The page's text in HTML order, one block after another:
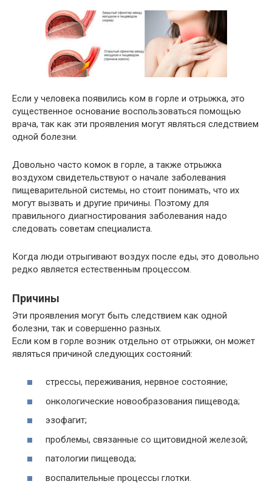
Если у человека появились ком в горле и отрыжка, это
существенное основание воспользоваться помощью
врача, так как эти проявления могут являться следствием
одной болезни.
Довольно часто комок в горле, а также отрыжка
воздухом свидетельствуют о начале заболевания
пищеварительной системы, но стоит понимать, что их
могут вызвать и другие причины. Поэтому для
правильного диагностирования заболевания надо
следовать советам специалиста.
Когда люди отрыгивают воздух после еды, это довольно
редко является естественным процессом.
Причины
Эти проявления могут быть следствием как одной
болезни, так и совершенно разных.
Если ком в горле возник отдельно от отрыжки, он может
являться причиной следующих состояний:
стрессы, переживания, нервное состояние;
онкологические новообразования пищевода;
эзофагит;
проблемы, связанные со щитовидной железой;
патологии пищевода;
воспалительные процессы глотки.